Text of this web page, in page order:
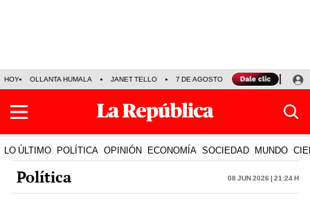
HOY OLLANTA HUMALA JANET TELLO 7 DE AGOSTO TINKA RESULTADOS
LO ÚLTIMO POLÍTICA OPINIÓN ECONOMÍA SOCIEDAD MUNDO
Política 08 Jun 2026 | 21:24 h